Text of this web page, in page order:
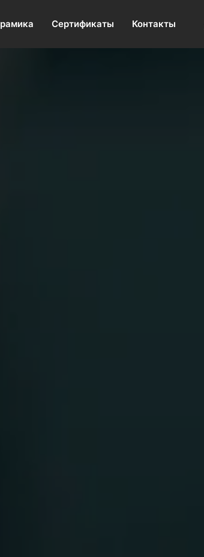
Сертификаты Контакты